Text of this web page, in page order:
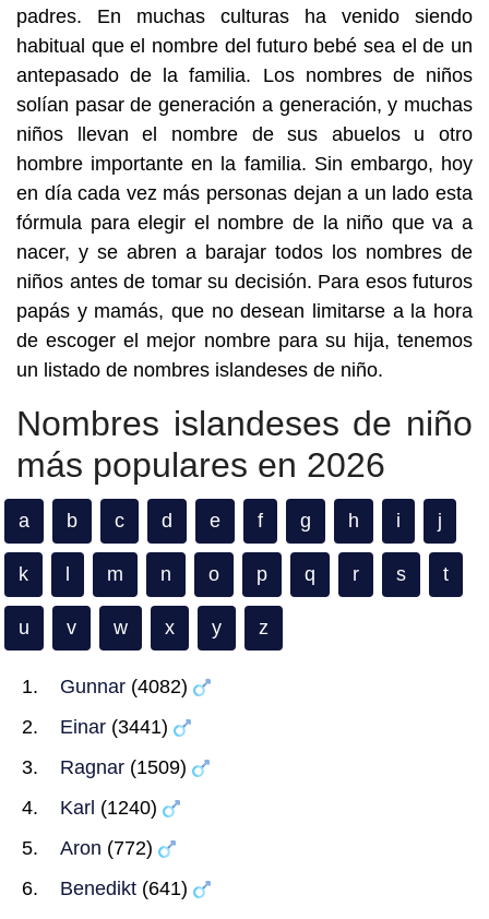
padres. En muchas culturas ha venido siendo
habitual que el nombre del futuro bebé sea el de un
antepasado de la familia. Los nombres de niños
solían pasar de generación a generación, y muchas
niños llevan el nombre de sus abuelos u otro
hombre importante en la familia. Sin embargo, hoy
en día cada vez más personas dejan a un lado esta
fórmula para elegir el nombre de la niño que va a
nacer, y se abren a barajar todos los nombres de
niños antes de tomar su decisión. Para esos futuros
papás y mamás, que no desean limitarse a la hora
de escoger el mejor nombre para su hija, tenemos
un listado de nombres islandeses de niño.
Nombres islandeses de niño
más populares en 2026
a b c d e f g h i j
k m n o p q r s t
u v w x y z
Gunnar (4082)
Einar (3441)
Ragnar (1509)
Karl (1240)
Aron (772)
Benedikt (641)